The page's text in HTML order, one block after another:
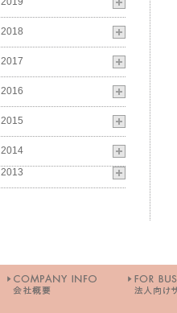
2018
2017
2016
2015
2014
2013